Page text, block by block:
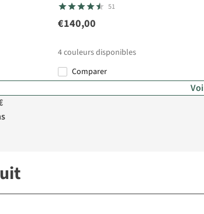
51
€140,00
4couleurs disponibles
Comparer